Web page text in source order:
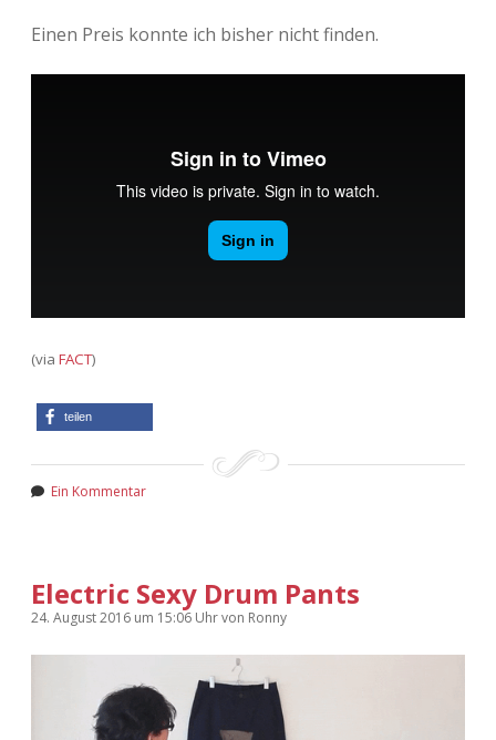
Einen Preis konnte ich bisher nicht finden.
(via FACT)
teilen
Ein Kommentar
Electric Sexy Drum Pants
24. August 2016 um 15:06 Uhrvon Ronny